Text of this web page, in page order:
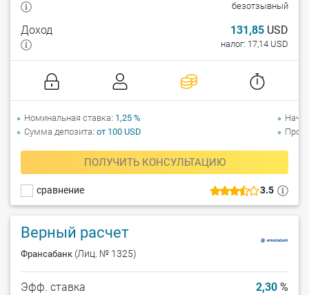
3.5
сравнение
безотзывный
Доход 131,85 USD
налог: 17,14 USD
ПОЛУЧИТЬ КОНСУЛЬТАЦИЮ
Номинальная ставка 1,25 %
Сумма депозита от 100 USD
Верный расчет
Франсабанк (Лиц. № 1325)
Эфф. ставка 2,30 %